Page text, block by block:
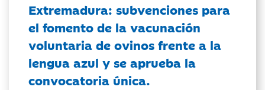
Extremadura: subvenciones para
el fomento de la vacunación
voluntaria de ovinos frente a la
lengua azul y se aprueba la
convocatoria única.